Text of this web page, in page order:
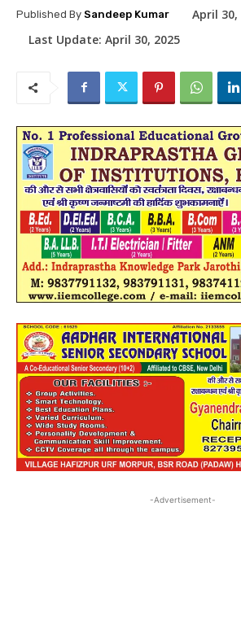
Published By Sandeep Kumar
April 30,
Last Update: April 30, 2025
-Advertisement-